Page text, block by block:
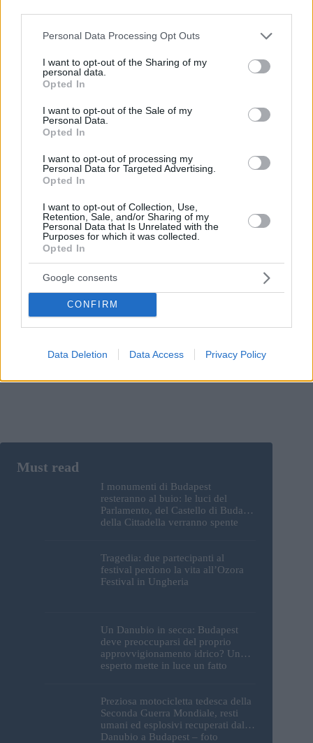
Please note that this website/app uses one or more Google
not limited to your visit or usage behaviour. You may click to
grant or deny consent to Google and its third-party tags to
use your data for below specified purposes in below Google
consent section.
Personal Data Processing Opt Outs
I want to opt-out of the Sharing of my
personal data.
Opted In
I want to opt-out of the Sale of my
Personal Data.
Opted In
I want to opt-out of processing my
Personal Data for Targeted Advertising.
Opted In
I want to opt-out of Collection, Use,
Retention, Sale, and/or Sharing of my
Personal Data that Is Unrelated with the
Purposes for which it was collected.
Opted In
Google consents
CONFIRM
Data Deletion Data Access Privacy Policy
parlamento ungherese #presidente della Camera
#ungheria
Your email address will not be published. Required fields are marked
*
Website
Add Comment
Save my name, email and website in this browser for the
next time I comment.
I monumenti di Budapest
resteranno al buio: le luci del
Parlamento, del Castello di Buda e
della Cittadella verranno spente
Tragedia: due partecipanti al
festival perdono la vita all’Ozora
Festival in Ungheria
Un Danubio in secca: Budapest
deve preoccuparsi del proprio
approvvigionamento idrico? Un
esperto mette in luce un fatto
Preziosa motocicletta tedesca della
Seconda Guerra Mondiale, resti
umani ed esplosivi recuperati dal
Danubio a Budapest – foto